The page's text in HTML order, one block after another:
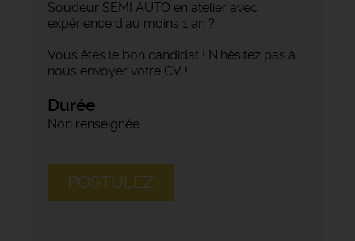
Soudeur SEMI AUTO en atelier avec
expérience d'au moins 1 an ?
Vous êtes le bon candidat ! N'hésitez pas à
nous envoyer votre CV !
Durée
Non renseignée
POSTULEZ